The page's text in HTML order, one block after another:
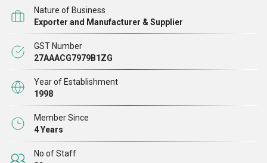
है। हमारे उत्पाद पूरी तरह से अद्वितीय कच्चे माल से बने होते हैं
जिनका उत्पादन प्रक्रिया में उपयोग करने से पहले विभिन्न मापदंडों
पर परीक्षण किया जाता है। हमें यह घोषणा करते हुए खुशी हो रही है
कि हमारे DKLAC और POLYZON ब्रांड उच्चतम गुणवत्ता के
उत्पाद बनाने के लिए पहचाने जाते हैं। हमारा मुख्य जोर गुणवत्ता पर
है, जो हमें हमारे प्रतिस्पर्धियों से अलग करती है।
हमारे परिसर में कई इकाइयां हैं जहां विभिन्न व्यवसाय संचालन
सफलतापूर्वक और आसानी से किए जाते हैं। सभी डिवीजनों का
Nature of Business
Exporter and Manufacturer & Supplier
GST Number
27AAACG7979B1ZG
Year of Establishment
1998
Member Since
4 Years
No of Staff